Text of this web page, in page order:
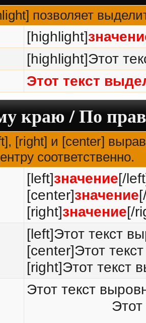
позволяет
[highlight]
[highlight]Этот
Этот текст
краю / По
[right] и [center]
соответственно.
[left]значение[/
[center]значение
[right]значение[/
[left]Этот текст
[center]Этот
[right]Этот текст
Этот текст